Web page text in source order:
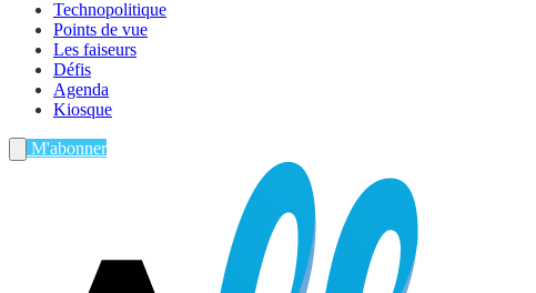
Technopolitique
Points de vue
Les faiseurs
Défis
Agenda
Kiosque
M'abonner